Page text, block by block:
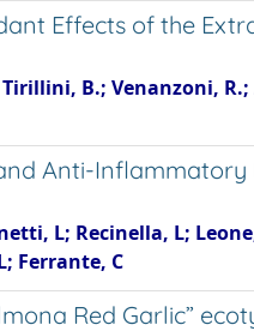
Effects of the
B.; Venanzoni,
Anti-
L; Recinella, L;
Ferrante, C
Red Garlic”